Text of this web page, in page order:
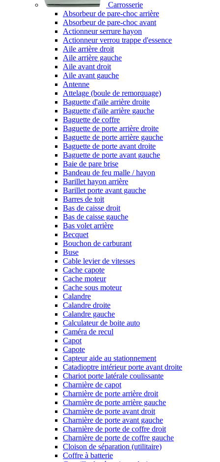
Carrosserie
Absorbeur de pare-choc arrière
Absorbeur de pare-choc avant
Actionneur serrure hayon
Actionneur verrou trappe d'essence
Aile arrière droit
Aile arrière gauche
Aile avant droit
Aile avant gauche
Antenne
Attelage (boule de remorquage)
Baguette d'aile arrière droite
Baguette d'aile arrière gauche
Baguette de coffre
Baguette de porte arrière droite
Baguette de porte arrière gauche
Baguette de porte avant droite
Baguette de porte avant gauche
Baie de pare brise
Bandeau de feu malle / hayon
Barillet hayon arrière
Barillet porte avant gauche
Barres de toit
Bas de caisse droit
Bas de caisse gauche
Bas volet arrière
Becquet
Bouchon de carburant
Buse
Cable levier de vitesses
Cache capote
Cache moteur
Cache sous moteur
Calandre
Calandre droite
Calandre gauche
Calculateur de boite auto
Caméra de recul
Capot
Capote
Capteur aide au stationnement
Catadioptre intérieur porte avant droite
Chariot porte latérale coulissante
Charnière de capot
Charnière de porte arrière droit
Charnière de porte arrière gauche
Charnière de porte avant droit
Charnière de porte avant gauche
Charnière de porte de coffre droit
Charnière de porte de coffre gauche
Cloison de séparation (utilitaire)
Coffre à batterie